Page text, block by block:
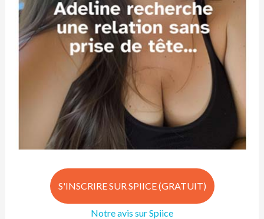
S'INSCRIRE SUR SPIICE (GRATUIT)
Notre avis sur Spiice